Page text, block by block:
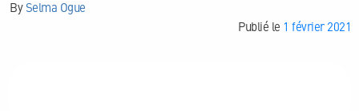
BySelma Ogue
Publié le 1 février 2021